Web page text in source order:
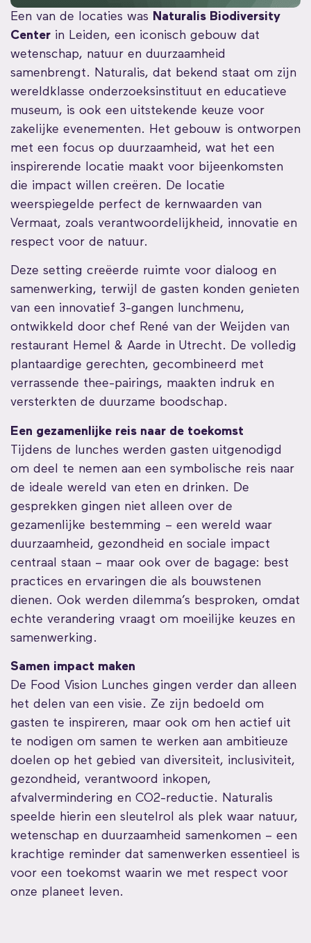
Een van de locaties was Naturalis Biodiversity
Center in Leiden, een iconisch gebouw dat
wetenschap, natuur en duurzaamheid
samenbrengt. Naturalis, dat bekend staat om zijn
wereldklasse onderzoeksinstituut en educatieve
museum, is ook een uitstekende keuze voor
zakelijke evenementen. Het gebouw is ontworpen
met een focus op duurzaamheid, wat het een
inspirerende locatie maakt voor bijeenkomsten
die impact willen creëren. De locatie
weerspiegelde perfect de kernwaarden van
Vermaat, zoals verantwoordelijkheid, innovatie en
respect voor de natuur.
Deze setting creëerde ruimte voor dialoog en
samenwerking, terwijl de gasten konden genieten
van een innovatief 3-gangen lunchmenu,
ontwikkeld door chef René van der Weijden van
restaurant Hemel & Aarde in Utrecht. De volledig
plantaardige gerechten, gecombineerd met
verrassende thee-pairings, maakten indruk en
versterkten de duurzame boodschap.
Een gezamenlijke reis naar de toekomst
Tijdens de lunches werden gasten uitgenodigd
om deel te nemen aan een symbolische reis naar
de ideale wereld van eten en drinken. De
gesprekken gingen niet alleen over de
gezamenlijke bestemming – een wereld waar
duurzaamheid, gezondheid en sociale impact
centraal staan – maar ook over de bagage: best
practices en ervaringen die als bouwstenen
dienen. Ook werden dilemma’s besproken, omdat
echte verandering vraagt om moeilijke keuzes en
samenwerking.
Samen impact maken
De Food Vision Lunches gingen verder dan alleen
het delen van een visie. Ze zijn bedoeld om
gasten te inspireren, maar ook om hen actief uit
te nodigen om samen te werken aan ambitieuze
doelen op het gebied van diversiteit, inclusiviteit,
gezondheid, verantwoord inkopen,
afvalvermindering en CO2-reductie. Naturalis
speelde hierin een sleutelrol als plek waar natuur,
wetenschap en duurzaamheid samenkomen – een
krachtige reminder dat samenwerken essentieel is
voor een toekomst waarin we met respect voor
onze planeet leven.